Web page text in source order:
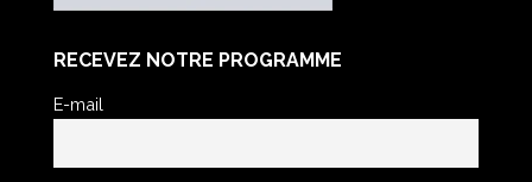
RECEVEZ NOTRE PROGRAMME
E-mail